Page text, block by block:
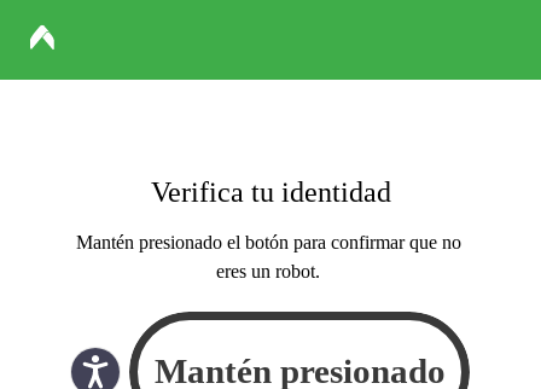
Verifica tu identidad
Mantén presionado el botón para confirmar que no
eres un robot.